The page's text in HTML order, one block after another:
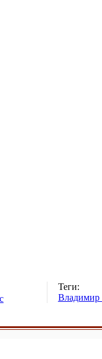
Теги:
Владимир